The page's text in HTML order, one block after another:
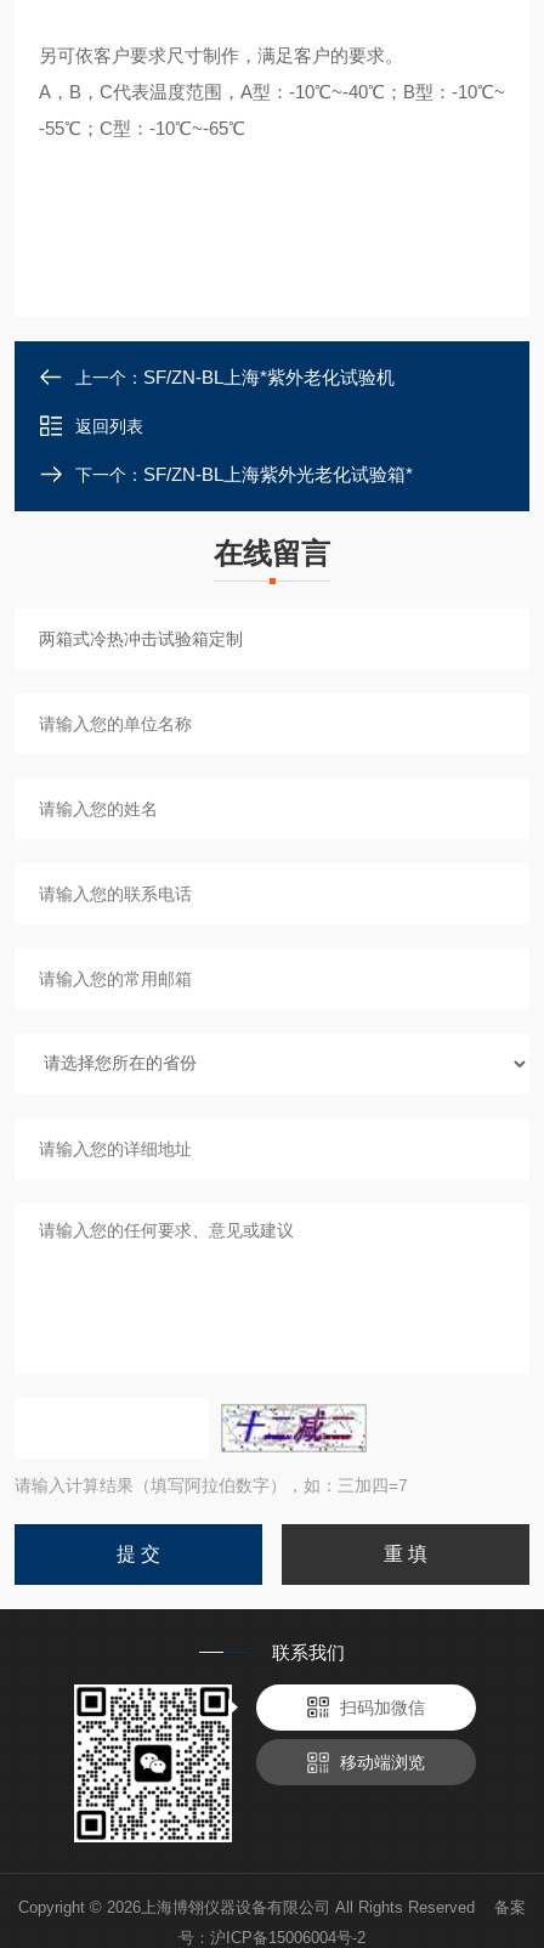
另可依客户要求尺寸制作，满足客户的要求。
A，B，C代表温度范围，A型：-10℃~-40℃；B型：-10℃~
-55℃；C型：-10℃~-65℃
上一个： SF/ZN-BL上海*紫外老化试验机
返回列表
下一个： SF/ZN-BL上海紫外光老化试验箱*
在线留言
请输入计算结果（填写阿拉伯数字），如：三加四=7
联系我们
扫码加微信
移动端浏览
Copyright © 2026上海博翎仪器设备有限公司 All Rights Reserved 备案
号： 沪ICP备15006004号-2